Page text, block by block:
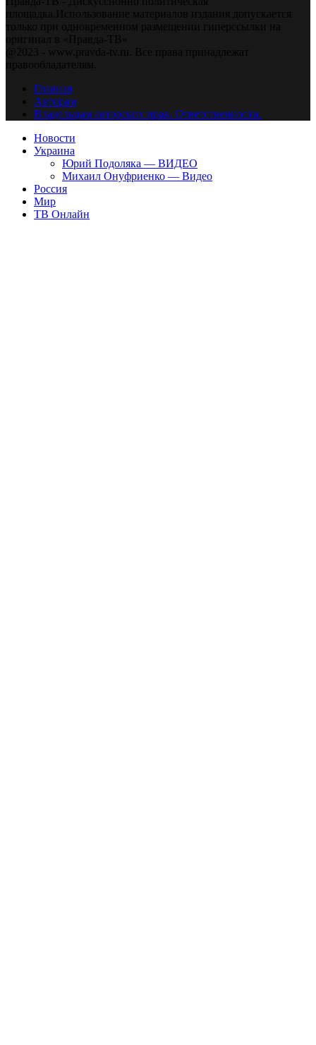
площадка.Использование материалов издания допускается
только при одновременном размещении гиперссылки на
оригинал в «Правда-ТВ»
@2023 - www.pravda-tv.ru. Все права принадлежат
правообладателям.
Главная
Авторам
Владельцам авторских прав. Ответственности.
Новости
Украина
Юрий Подоляка — ВИДЕО
Михаил Онуфриенко — Видео
Россия
Мир
ТВ Онлайн